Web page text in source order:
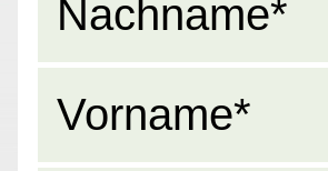
Nachname*
Vorname*